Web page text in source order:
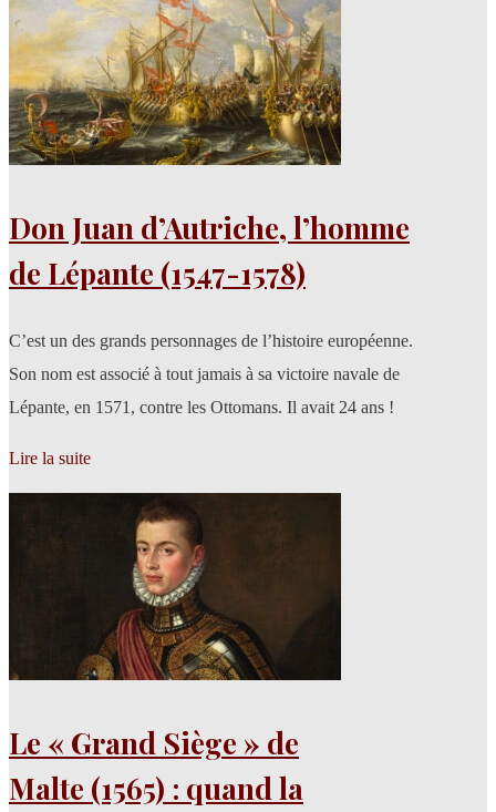
Don Juan d’Autriche, l’homme
de Lépante (1547-1578)
C’est un des grands personnages de l’histoire européenne.
Son nom est associé à tout jamais à sa victoire navale de
Lépante, en 1571, contre les Ottomans. Il avait 24 ans !
Lire la suite
Le « Grand Siège » de
Malte (1565) : quand la